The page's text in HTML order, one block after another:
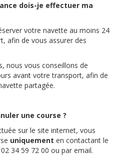
dois-je effectuer ma
votre navette au moins 24
afin de vous assurer des
nous vous conseillons de
avant votre transport, afin de
partagée.
une course ?
sur le site internet, vous
uniquement en contactant le
34 59 72 00 ou par email.